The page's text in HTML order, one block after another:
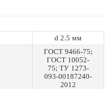
d 2.5 мм
ГОСТ 9466-75;
ГОСТ 10052-
75; ТУ 1273-
093-00187240-
2012